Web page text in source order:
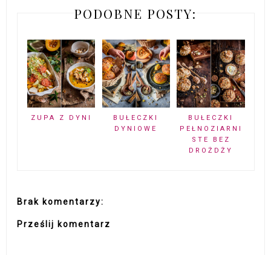
PODOBNE POSTY:
ZUPA Z DYNI
BUŁECZKI
DYNIOWE
BUŁECZKI
PEŁNOZIARNI
STE BEZ
DROŻDŻY
Brak komentarzy:
Prześlij komentarz